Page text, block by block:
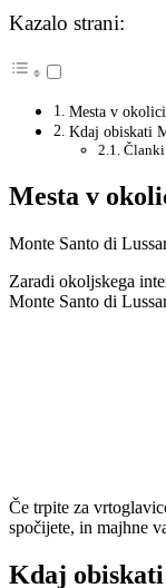
Kazalo strani:
Mesta v
Kdaj obiskati
Mesta v
Monte Santo di
Zaradi okoljskega
Monte Santo di
Če trpite za
spočijete, in majhne
Kdaj